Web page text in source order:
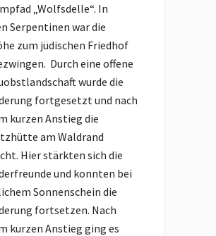
„Wolfsdelle“. In
Serpentinen war die
zum jüdischen Friedhof
Durch eine offene
wurde die
fortgesetzt und nach
kurzen Anstieg die
am Waldrand
Hier stärkten sich die
und konnten bei
Sonnenschein die
fortsetzen. Nach
kurzen Anstieg ging es